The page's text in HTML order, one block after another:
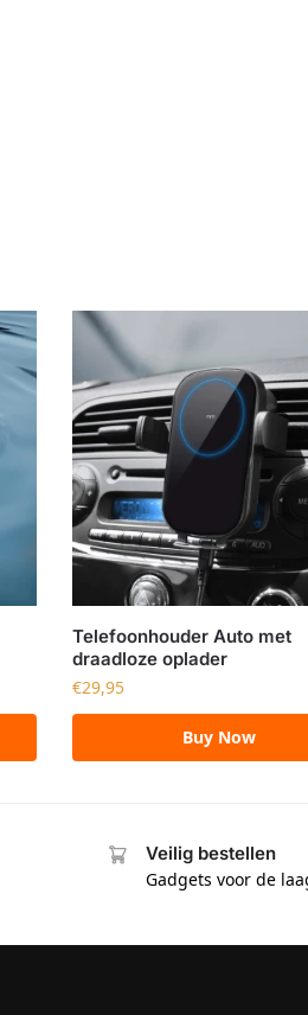
Telefoonhouder Auto met
draadloze oplader
€29,95
Buy Now
Veilig bestellen
Gadgets voor de